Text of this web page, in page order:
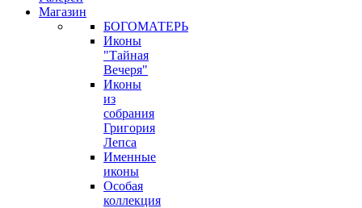
Магазин
БОГОМАТЕРЬ
Иконы
"Тайная
Вечеря"
Иконы
из
собрания
Григория
Лепса
Именные
иконы
Особая
коллекция